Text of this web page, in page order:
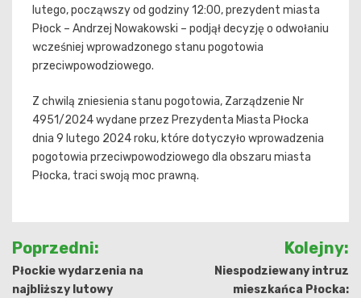
lutego, począwszy od godziny 12:00, prezydent miasta
Płock – Andrzej Nowakowski – podjął decyzję o odwołaniu
wcześniej wprowadzonego stanu pogotowia
przeciwpowodziowego.
Z chwilą zniesienia stanu pogotowia, Zarządzenie Nr
4951/2024 wydane przez Prezydenta Miasta Płocka
dnia 9 lutego 2024 roku, które dotyczyło wprowadzenia
pogotowia przeciwpowodziowego dla obszaru miasta
Płocka, traci swoją moc prawną.
Nawigacja
wpisu
Poprzedni:
Płockie wydarzenia na
najbliższy lutowy
Kolejny:
Niespodziewany intruz
mieszkańca Płocka: